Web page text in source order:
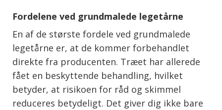
Fordelene ved grundmalede legetårne
En af de største fordele ved grundmalede
legetårne er, at de kommer forbehandlet
direkte fra producenten. Træet har allerede
fået en beskyttende behandling, hvilket
betyder, at risikoen for råd og skimmel
reduceres betydeligt. Det giver dig ikke bare